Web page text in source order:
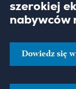
szerokiej
nabywców
Dowiedz się